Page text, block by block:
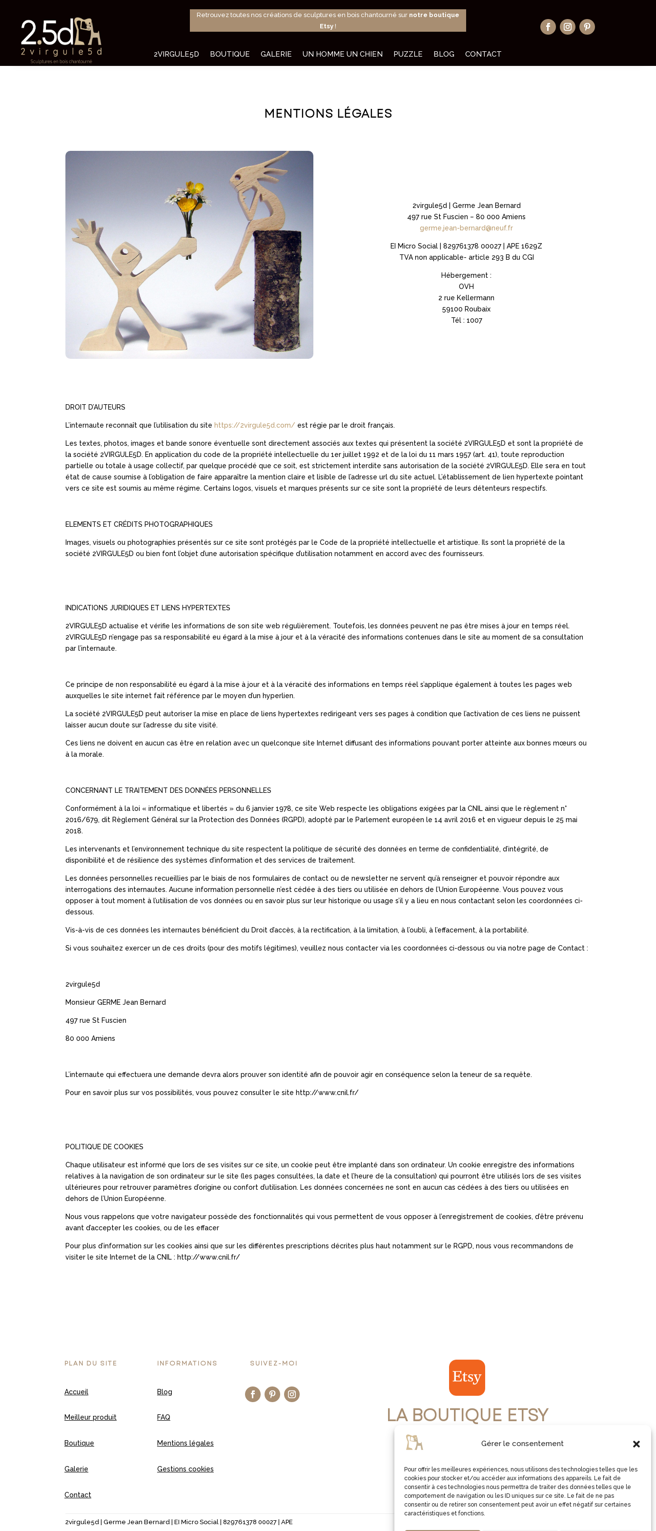
Gérer le consentement
Pour offrir les meilleures expériences, nous utilisons des technologies telles que les
cookies pour stocker et/ou accéder aux informations des appareils. Le fait de
consentir à ces technologies nous permettra de traiter des données telles que le
comportement de navigation ou les ID uniques sur ce site. Le fait de ne pas
consentir ou de retirer son consentement peut avoir un effet négatif sur certaines
caractéristiques et fonctions.
Retrouvez toutes nos créations de sculptures en bois chantourné sur notre boutique
Etsy !
2VIRGULE5D BOUTIQUE GALERIE UN HOMME UN CHIEN PUZZLE BLOG CONTACT
MENTIONS LÉGALES
2virgule5d | Germe Jean Bernard
497 rue St Fuscien – 80 000 Amiens
germe.jean-bernard@neuf.fr
EI Micro Social | 829761378 00027 | APE 1629Z
TVA non applicable- article 293 B du CGI
Hébergement :
OVH
2 rue Kellermann
59100 Roubaix
Tél : 1007
DROIT D’AUTEURS
L’internaute reconnaît que l’utilisation du site https://2virgule5d.com/ est régie par le droit français.
Les textes, photos, images et bande sonore éventuelle sont directement associés aux textes qui présentent la société 2VIRGULE5D et sont la propriété de
la société 2VIRGULE5D. En application du code de la propriété intellectuelle du 1er juillet 1992 et de la loi du 11 mars 1957 (art. 41), toute reproduction
partielle ou totale à usage collectif, par quelque procédé que ce soit, est strictement interdite sans autorisation de la société 2VIRGULE5D. Elle sera en tout
état de cause soumise à l’obligation de faire apparaître la mention claire et lisible de l’adresse url du site actuel. L’établissement de lien hypertexte pointant
vers ce site est soumis au même régime. Certains logos, visuels et marques présents sur ce site sont la propriété de leurs détenteurs respectifs.
ELEMENTS ET CRÉDITS PHOTOGRAPHIQUES
Images, visuels ou photographies présentés sur ce site sont protégés par le Code de la propriété intellectuelle et artistique. Ils sont la propriété de la
société 2VIRGULE5D ou bien font l’objet d’une autorisation spécifique d’utilisation notamment en accord avec des fournisseurs.
INDICATIONS JURIDIQUES ET LIENS HYPERTEXTES
2VIRGULE5D actualise et vérifie les informations de son site web régulièrement. Toutefois, les données peuvent ne pas être mises à jour en temps réel.
2VIRGULE5D n’engage pas sa responsabilité eu égard à la mise à jour et à la véracité des informations contenues dans le site au moment de sa consultation
par l’internaute.
Ce principe de non responsabilité eu égard à la mise à jour et à la véracité des informations en temps réel s’applique également à toutes les pages web
auxquelles le site internet fait référence par le moyen d’un hyperlien.
La société 2VIRGULE5D peut autoriser la mise en place de liens hypertextes redirigeant vers ses pages à condition que l’activation de ces liens ne puissent
laisser aucun doute sur l’adresse du site visité.
Ces liens ne doivent en aucun cas être en relation avec un quelconque site Internet diffusant des informations pouvant porter atteinte aux bonnes mœurs ou
à la morale.
CONCERNANT LE TRAITEMENT DES DONNÉES PERSONNELLES
Conformément à la loi « informatique et libertés » du 6 janvier 1978, ce site Web respecte les obligations exigées par la CNIL ainsi que le règlement n°
2016/679, dit Règlement Général sur la Protection des Données (RGPD), adopté par le Parlement européen le 14 avril 2016 et en vigueur depuis le 25 mai
2018.
Les intervenants et l’environnement technique du site respectent la politique de sécurité des données en terme de confidentialité, d’intégrité, de
disponibilité et de résilience des systèmes d’information et des services de traitement.
Les données personnelles recueillies par le biais de nos formulaires de contact ou de newsletter ne servent qu’à renseigner et pouvoir répondre aux
interrogations des internautes. Aucune information personnelle n’est cédée à des tiers ou utilisée en dehors de l’Union Européenne. Vous pouvez vous
opposer à tout moment à l’utilisation de vos données ou en savoir plus sur leur historique ou usage s’il y a lieu en nous contactant selon les coordonnées ci-
dessous.
Vis-à-vis de ces données les internautes bénéficient du Droit d’accès, à la rectification, à la limitation, à l’oubli, à l’effacement, à la portabilité.
Si vous souhaitez exercer un de ces droits (pour des motifs légitimes), veuillez nous contacter via les coordonnées ci-dessous ou via notre page de Contact :
2virgule5d
Monsieur GERME Jean Bernard
497 rue St Fuscien
80 000 Amiens
L’internaute qui effectuera une demande devra alors prouver son identité afin de pouvoir agir en conséquence selon la teneur de sa requête.
Pour en savoir plus sur vos possibilités, vous pouvez consulter le site http://www.cnil.fr/
POLITIQUE DE COOKIES
Chaque utilisateur est informé que lors de ses visites sur ce site, un cookie peut être implanté dans son ordinateur. Un cookie enregistre des informations
relatives à la navigation de son ordinateur sur le site (les pages consultées, la date et l’heure de la consultation) qui pourront être utilisés lors de ses visites
ultérieures pour retrouver paramètres d’origine ou confort d’utilisation. Les données concernées ne sont en aucun cas cédées à des tiers ou utilisées en
dehors de l’Union Européenne.
Nous vous rappelons que votre navigateur possède des fonctionnalités qui vous permettent de vous opposer à l’enregistrement de cookies, d’être prévenu
avant d’accepter les cookies, ou de les effacer
Pour plus d’information sur les cookies ainsi que sur les différentes prescriptions décrites plus haut notamment sur le RGPD, nous vous recommandons de
visiter le site Internet de la CNIL : http://www.cnil.fr/
PLAN DU SITE
Accueil
Meilleur produit
Boutique
Galerie
Contact
INFORMATIONS
Blog
FAQ
Mentions légales
Gestions cookies
SUIVEZ-MOI
LA BOUTIQUE ETSY
JE VISITE LA BOUTIQUE
2virgule5d | Germe Jean Bernard | EI Micro Social | 829761378 00027 | APE